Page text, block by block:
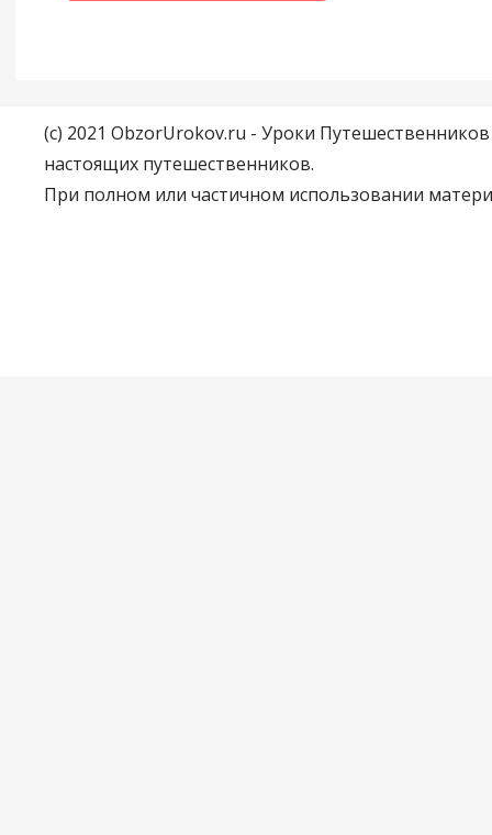
(c) 2021 ObzorUrokov.ru - Уроки
настоящих путешественников.
При полном или частичном использовании